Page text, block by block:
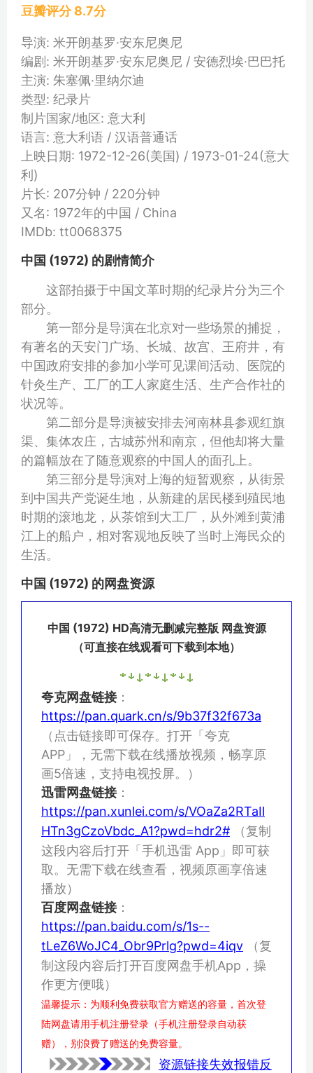
豆瓣评分 8.7分
导演: 米开朗基罗·安东尼奥尼
编剧: 米开朗基罗·安东尼奥尼 / 安德烈埃·巴巴托
主演: 朱塞佩·里纳尔迪
类型: 纪录片
制片国家/地区: 意大利
语言: 意大利语 / 汉语普通话
上映日期: 1972-12-26(美国) / 1973-01-24(意大
利)
片长: 207分钟 / 220分钟
又名: 1972年的中国 / China
IMDb: tt0068375
中国 (1972) 的剧情简介
这部拍摄于中国文革时期的纪录片分为三个
部分。
第一部分是导演在北京对一些场景的捕捉，
有著名的天安门广场、长城、故宫、王府井，有
中国政府安排的参加小学可见课间活动、医院的
针灸生产、工厂的工人家庭生活、生产合作社的
状况等。
第二部分是导演被安排去河南林县参观红旗
渠、集体农庄，古城苏州和南京，但他却将大量
的篇幅放在了随意观察的中国人的面孔上。
第三部分是导演对上海的短暂观察，从街景
到中国共产党诞生地，从新建的居民楼到殖民地
时期的滚地龙，从茶馆到大工厂，从外滩到黄浦
江上的船户，相对客观地反映了当时上海民众的
生活。
中国 (1972) 的网盘资源
中国 (1972) HD高清无删减完整版 网盘资源
（可直接在线观看可下载到本地）
夸克网盘链接：
https://pan.quark.cn/s/9b37f32f673a
（点击链接即可保存。打开「夸克
APP」，无需下载在线播放视频，畅享原
画5倍速，支持电视投屏。）
迅雷网盘链接：
https://pan.xunlei.com/s/VOaZa2RTaIl
HTn3gCzoVbdc_A1?pwd=hdr2# （复制
这段内容后打开「手机迅雷 App」即可获
取。无需下载在线查看，视频原画享倍速
播放）
百度网盘链接：
https://pan.baidu.com/s/1s--
tLeZ6WoJC4_Obr9Prlg?pwd=4iqv （复
制这段内容后打开百度网盘手机App，操
作更方便哦）
温馨提示：为顺利免费获取官方赠送的容量，首次登
陆网盘请用手机注册登录（手机注册登录自动获
赠），别浪费了赠送的免费容量。
资源链接失效报错反